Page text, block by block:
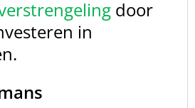
door
in